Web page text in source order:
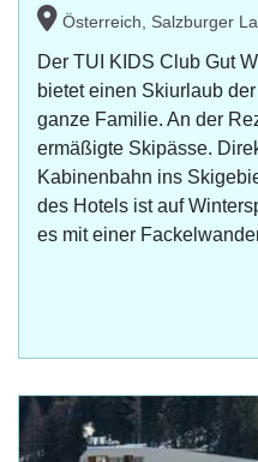
Österreich, Salzburger
Der TUI KIDS Club Gut
bietet einen Skiurlaub
ganze Familie. An der
ermäßigte Skipässe.
Kabinenbahn ins
des Hotels ist auf
es mit einer